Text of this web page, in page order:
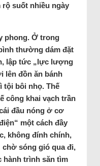
rộ suốt nhiều ngày
phong. Ở trong
thường dám đặt
lập tức „lực lượng
lên đồn ăn bánh
tội bôi nhọ. Thế
công khai vạch trần
đầu nóng ở cơ
một cách đầy
không đính chính,
chờ sóng gió qua đi,
hành trình săn tìm